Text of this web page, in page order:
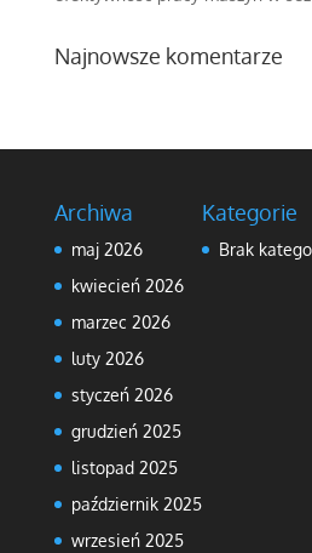
Najnowsze komentarze
Archiwa
maj 2026
kwiecień 2026
marzec 2026
luty 2026
styczeń 2026
grudzień 2025
listopad 2025
październik 2025
wrzesień 2025
Kategorie
Brak